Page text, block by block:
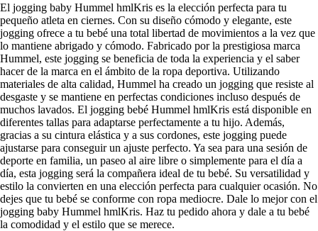
El jogging baby Hummel hmlKris es la elección perfecta para tu
pequeño atleta en ciernes. Con su diseño cómodo y elegante, este
jogging ofrece a tu bebé una total libertad de movimientos a la vez que
lo mantiene abrigado y cómodo. Fabricado por la prestigiosa marca
Hummel, este jogging se beneficia de toda la experiencia y el saber
hacer de la marca en el ámbito de la ropa deportiva. Utilizando
materiales de alta calidad, Hummel ha creado un jogging que resiste al
desgaste y se mantiene en perfectas condiciones incluso después de
muchos lavados. El jogging bebé Hummel hmlKris está disponible en
diferentes tallas para adaptarse perfectamente a tu hijo. Además,
gracias a su cintura elástica y a sus cordones, este jogging puede
ajustarse para conseguir un ajuste perfecto. Ya sea para una sesión de
deporte en familia, un paseo al aire libre o simplemente para el día a
día, esta jogging será la compañera ideal de tu bebé. Su versatilidad y
estilo la convierten en una elección perfecta para cualquier ocasión. No
dejes que tu bebé se conforme con ropa mediocre. Dale lo mejor con el
jogging baby Hummel hmlKris. Haz tu pedido ahora y dale a tu bebé
la comodidad y el estilo que se merece.